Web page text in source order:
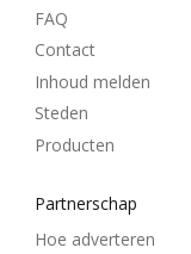
FAQ
Contact
Inhoud melden
Steden
Producten
Partnerschap
Hoe adverteren